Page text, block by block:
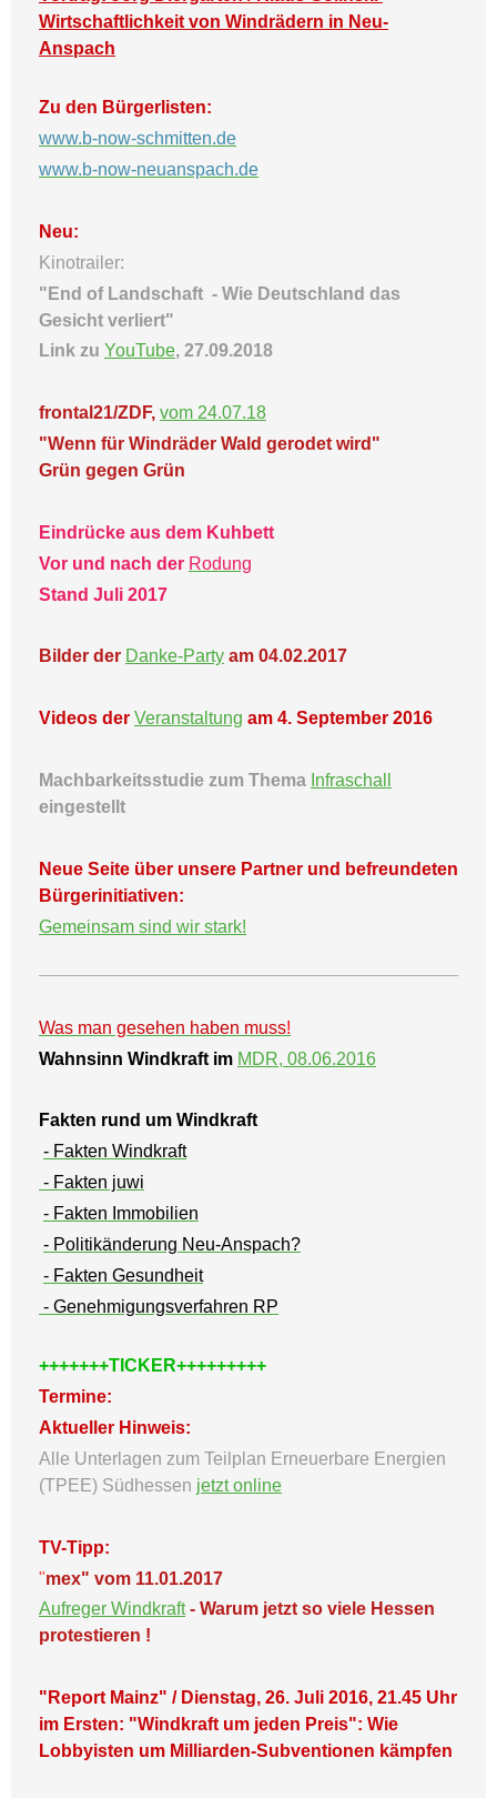
Wirtschaftlichkeit von Windrädern in Neu-
Anspach
Zu den Bürgerlisten:
www.b-now-schmitten.de
www.b-now-neuanspach.de
Neu:
Kinotrailer:
"End of Landschaft - Wie Deutschland das
Gesicht verliert"
Link zu YouTube, 27.09.2018
frontal21/ZDF, vom 24.07.18
"Wenn für Windräder Wald gerodet wird"
Grün gegen Grün
Eindrücke aus dem Kuhbett
Vor und nach der Rodung
Stand Juli 2017
Bilder der Danke-Party am 04.02.2017
Videos der Veranstaltung am 4. September 2016
Machbarkeitsstudie zum Thema Infraschall
eingestellt
Neue Seite über unsere Partner und befreundeten
Bürgerinitiativen:
Gemeinsam sind wir stark!
Was man gesehen haben muss!
Wahnsinn Windkraft im MDR, 08.06.2016
Fakten rund um Windkraft
- Fakten Windkraft
- Fakten juwi
- Fakten Immobilien
- Politikänderung Neu-Anspach?
- Fakten Gesundheit
- Genehmigungsverfahren RP
+++++++TICKER+++++++++
Termine:
Aktueller Hinweis:
Alle Unterlagen zum Teilplan Erneuerbare Energien
(TPEE) Südhessen jetzt online
TV-Tipp:
"mex" vom 11.01.2017
Aufreger Windkraft- Warum jetzt so viele Hessen
protestieren !
"Report Mainz" / Dienstag, 26. Juli 2016, 21.45 Uhr
im Ersten: "Windkraft um jeden Preis": Wie
Lobbyisten um Milliarden-Subventionen kämpfen